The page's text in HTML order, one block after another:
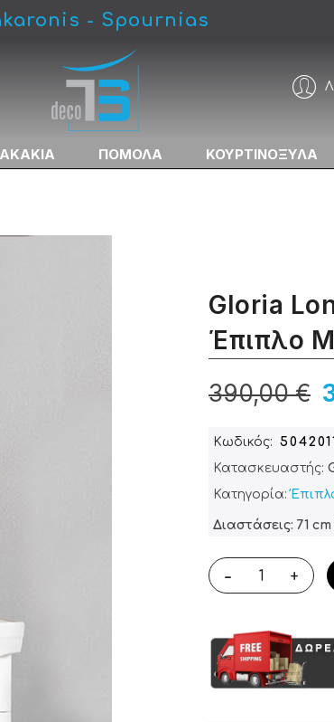
- Spournias
ΠΟΜΟΛΑ ΚΟΥΡΤΙΝΟΞΥΛΑ
Gloria
Έπιπλο
390,00 €
Κωδικός
Κατασκευαστής:
Κατηγορία:
Διαστάσεις: 71
- +